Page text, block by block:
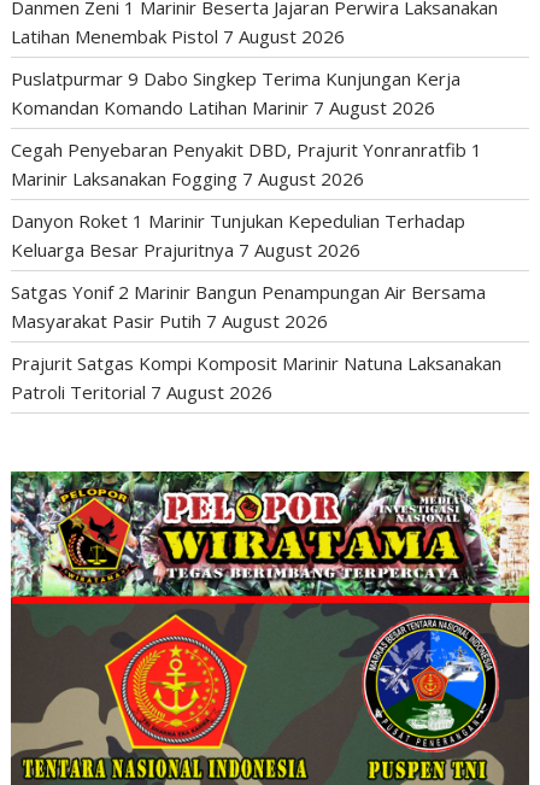
Danmen Zeni 1 Marinir Beserta Jajaran Perwira Laksanakan
Latihan Menembak Pistol 7 August 2026
Puslatpurmar 9 Dabo Singkep Terima Kunjungan Kerja
Komandan Komando Latihan Marinir 7 August 2026
Cegah Penyebaran Penyakit DBD, Prajurit Yonranratfib 1
Marinir Laksanakan Fogging 7 August 2026
Danyon Roket 1 Marinir Tunjukan Kepedulian Terhadap
Keluarga Besar Prajuritnya 7 August 2026
Satgas Yonif 2 Marinir Bangun Penampungan Air Bersama
Masyarakat Pasir Putih 7 August 2026
Prajurit Satgas Kompi Komposit Marinir Natuna Laksanakan
Patroli Teritorial 7 August 2026